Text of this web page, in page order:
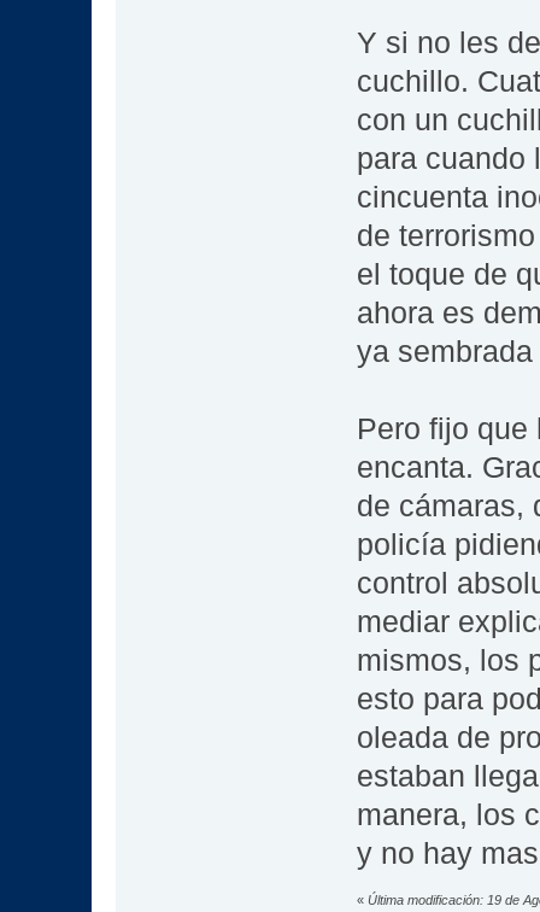
Y si no les
cuchillo.
con un
para cuando
cincuenta
de
el toque de
ahora es
ya
Pero fijo
encanta.
de cámaras,
policía
control
mediar
mismos, los
esto para
oleada de
estaban
manera, los
y no hay
« Última modificación: 19 de